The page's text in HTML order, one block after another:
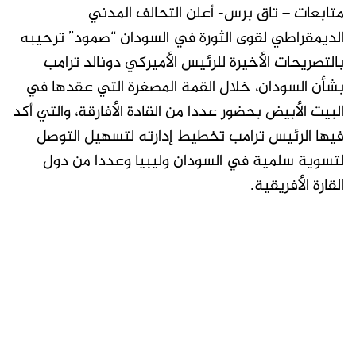
متابعات – تاق برس- أعلن التحالف المدني
الديمقراطي لقوى الثورة في السودان “صمود” ترحيبه
بالتصريحات الأخيرة للرئيس الأميركي دونالد ترامب
بشأن السودان، خلال القمة المصغرة التي عقدها في
البيت الأبيض بحضور عددا من القادة الأفارقة، والتي أكد
فيها الرئيس ترامب تخطيط إدارته لتسهيل التوصل
لتسوية سلمية في السودان وليبيا وعددا من دول
القارة الأفريقية.